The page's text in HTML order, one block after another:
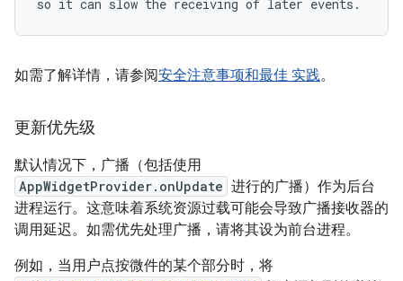
如需了解详情，请参阅安全注意事项和最佳 实践。
更新优先级
默认情况下，广播（包括使用
AppWidgetProvider.onUpdate 进行的广播）作为后台
进程运行。这意味着系统资源过载可能会导致广播接收器的
调用延迟。如需优先处理广播，请将其设为前台进程。
例如，当用户点按微件的某个部分时，将